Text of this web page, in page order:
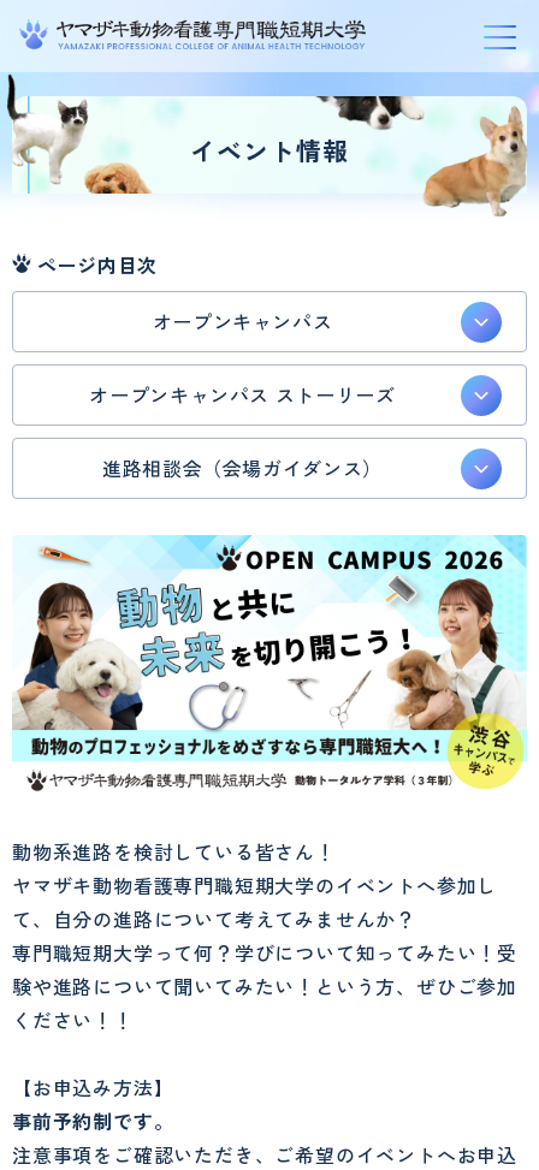
グ
ロ
ル
ナ
ゲ
シ
ョ
本
文
ロ
ー
ナ
ビ
ー
ョ
ン
フ
ッ
へ
イベント情報
ページ内目次
オープンキャンパス
オープンキャンパス ストーリーズ
進路相談会（会場ガイダンス）
動物系進路を検討している皆さん！
ヤマザキ動物看護専門職短期大学のイベントへ参加し
て、自分の進路について考えてみませんか？
専門職短期大学って何？学びについて知ってみたい！受
験や進路について聞いてみたい！という方、ぜひご参加
ください！！
【お申込み方法】
事前予約制です。
注意事項をご確認いただき、ご希望のイベントへお申込